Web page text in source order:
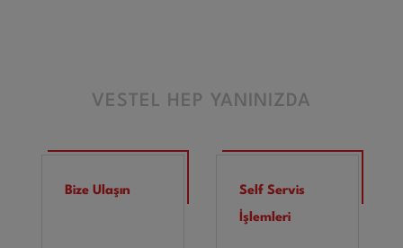
VESTEL HEP YANINIZDA
Bize Ulaşın
Self Servis
İşlemleri